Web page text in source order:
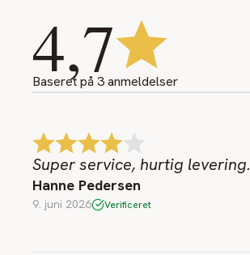
4,7
Baseret på 3anmeldelser
Super service, hurtig levering.
Hanne Pedersen
9. juni 2026 Verificeret